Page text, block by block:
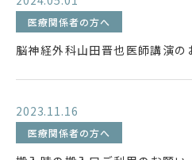
医療関係者の方へ
脳神経外科山田晋也医師講演の
2023.11.16
医療関係者の方へ